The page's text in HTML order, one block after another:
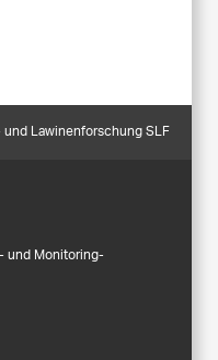
Lawinenforschung SLF
und Monitoring-